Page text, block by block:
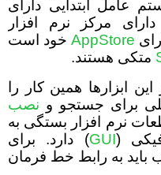
عامل ابتدایی دارای
دارای مرکز نرم افزار
AppStore خود است
متکی هستند.
ابزارها همین کار را
برای جستجو و نصب
نرم افزار بستگی به
(
GUI) دارد. برای
باید به رابط خط فرمان